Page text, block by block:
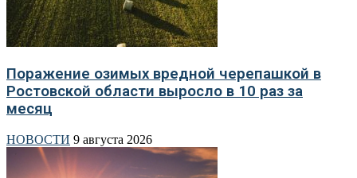
Поражение озимых вредной черепашкой в
Ростовской области выросло в 10 раз за
месяц
НОВОСТИ 9 августа 2026